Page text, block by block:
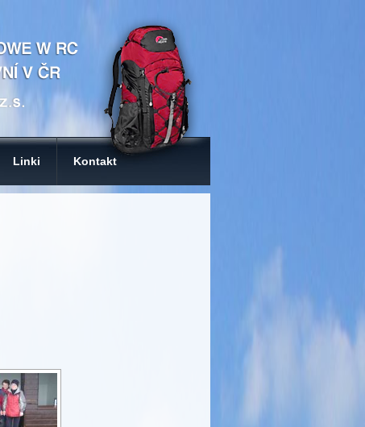
Linki Kontakt